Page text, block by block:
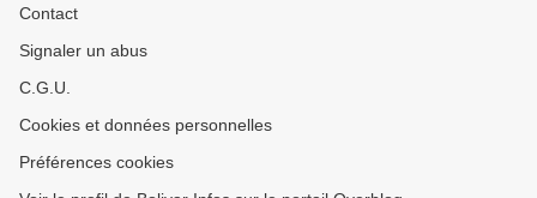
Contact
Signaler un abus
C.G.U.
Cookies et données personnelles
Préférences cookies